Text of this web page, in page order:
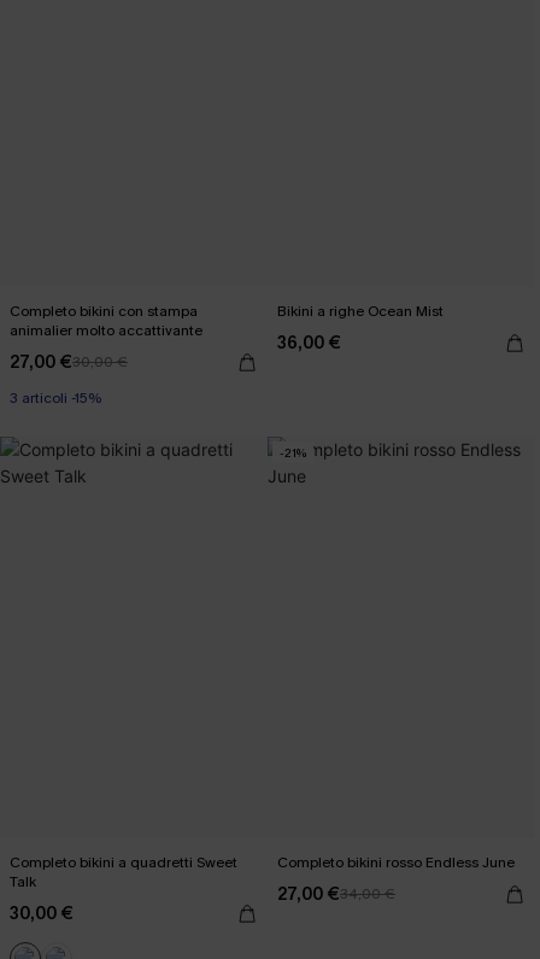
Completo bikini con stampa
animalier molto accattivante
27,00 €30,00 €
3 articoli -15%
Bikini a righe Ocean Mist
36,00 €
Completo bikini a quadretti Sweet
Talk
30,00 €
-21%
Completo bikini rosso Endless June
27,00 €34,00 €